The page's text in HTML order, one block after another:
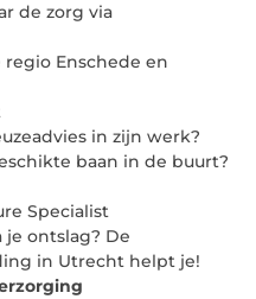
de zorg via
regio Enschede en
in zijn werk?
baan in de buurt?
Specialist
je ontslag? De
in Utrecht helpt je!